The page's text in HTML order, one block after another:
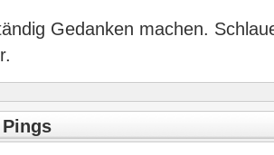
Gedanken machen.